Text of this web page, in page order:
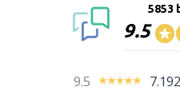
9.5
5853
9.5